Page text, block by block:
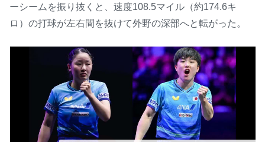
ーシームを振り抜くと、速度108.5マイル（約174.6キ
ロ）の打球が左右間を抜けて外野の深部へと転がった。